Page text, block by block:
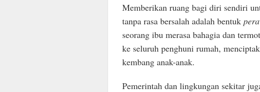
Memberikan ruang bagi diri sendiri
tanpa rasa bersalah adalah bentuk
seorang ibu merasa bahagia dan
ke seluruh penghuni rumah,
kembang anak-anak.
Pemerintah dan lingkungan sekitar